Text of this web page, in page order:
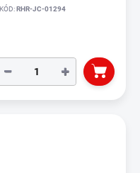
KÓD: RHR-JC-01294
+
−